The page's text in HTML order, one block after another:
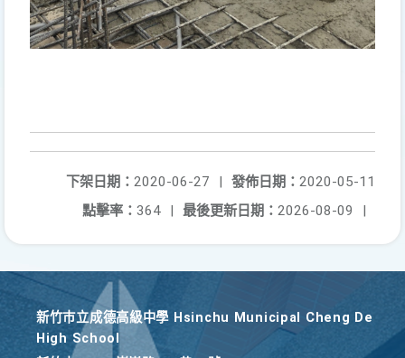
發佈日期： 2020-05-11
下架日期： 2020-06-27
|
最後更新日期： 2026-08-09 |
點擊率： 364 |
新竹巿立成德高級中學 Hsinchu Municipal Cheng De
High School